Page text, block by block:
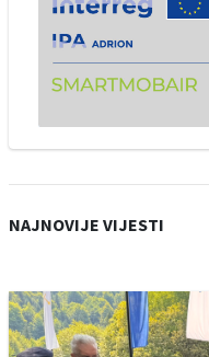
NAJNOVIJE VIJESTI